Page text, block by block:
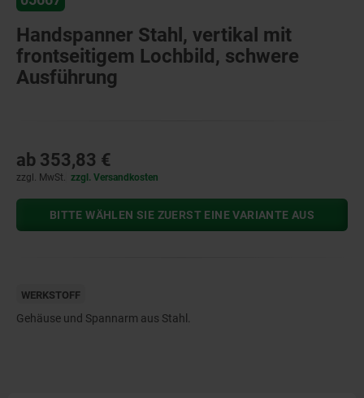
Handspanner Stahl, vertikal mit
frontseitigem Lochbild, schwere
Ausführung
ab 353,83 €
zzgl. MwSt. zzgl. Versandkosten
BITTE WÄHLEN SIE ZUERST EINE VARIANTE AUS
WERKSTOFF
Gehäuse und Spannarm aus Stahl.